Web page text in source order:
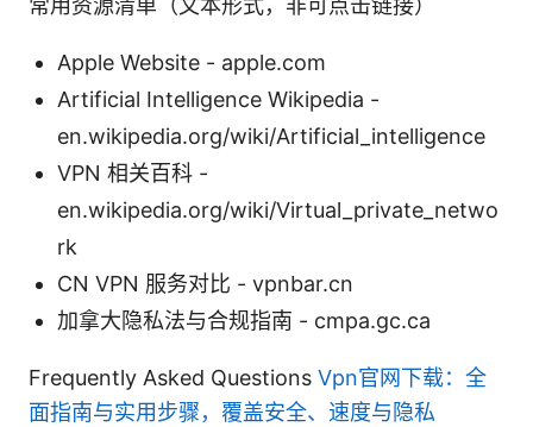
Apple Website - apple.com
Artificial Intelligence Wikipedia -
en.wikipedia.org/wiki/Artificial_intelligence
VPN 相关百科 -
en.wikipedia.org/wiki/Virtual_private_netwo
rk
CN VPN 服务对比 - vpnbar.cn
加拿大隐私法与合规指南 - cmpa.gc.ca
Frequently Asked Questions Vpn官网下载：全
面指南与实用步骤，覆盖安全、速度与隐私